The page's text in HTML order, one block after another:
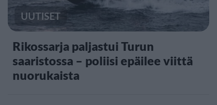
UUTISET
Rikossarja paljastui Turun
saaristossa – poliisi epäilee viittä
nuorukaista